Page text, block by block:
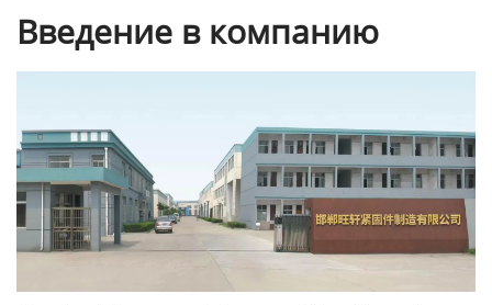
Введение в компанию